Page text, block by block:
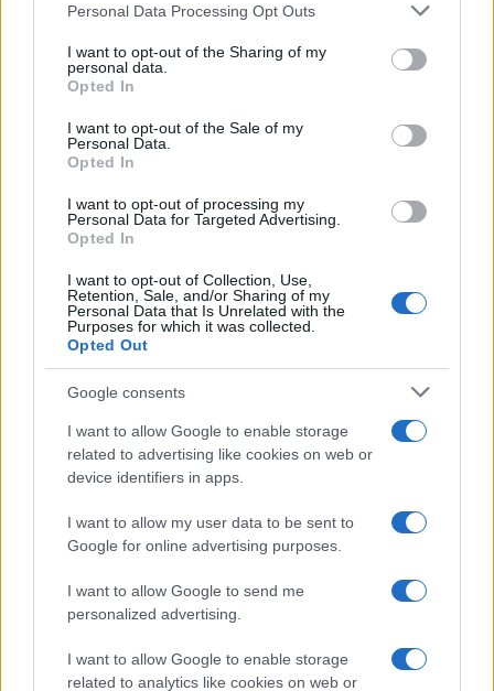
This information may also be disclosed by us to third parties
disclose it to other third parties.
Please note that this website/app uses one or more Google
services and may gather and store information including but
not limited to your visit or usage behaviour. You may click to
grant or deny consent to Google and its third-party tags to
consent section.
Personal Data Processing Opt Outs
I want to opt-out of the Sharing of my
personal data.
Opted In
I want to opt-out of the Sale of my
Personal Data.
Opted In
I want to opt-out of processing my
Personal Data for Targeted Advertising.
Opted In
I want to opt-out of Collection, Use,
Retention, Sale, and/or Sharing of my
Personal Data that Is Unrelated with the
Purposes for which it was collected.
Opted Out
Google consents
I want to allow Google to enable storage
related to advertising like cookies on web or
device identifiers in apps.
I want to allow my user data to be sent to
Google for online advertising purposes.
I want to allow Google to send me
personalized advertising.
I want to allow Google to enable storage
related to analytics like cookies on web or
InvestirMag
Germania
Investieren24
UK
Lgbtq News
Investeren 24
NL Newz